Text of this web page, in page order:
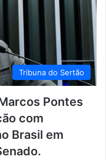
Tribuna do Sertão
Pontes
com
Brasil em